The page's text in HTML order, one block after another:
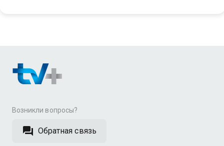
Возникли вопросы?
Обратная связь